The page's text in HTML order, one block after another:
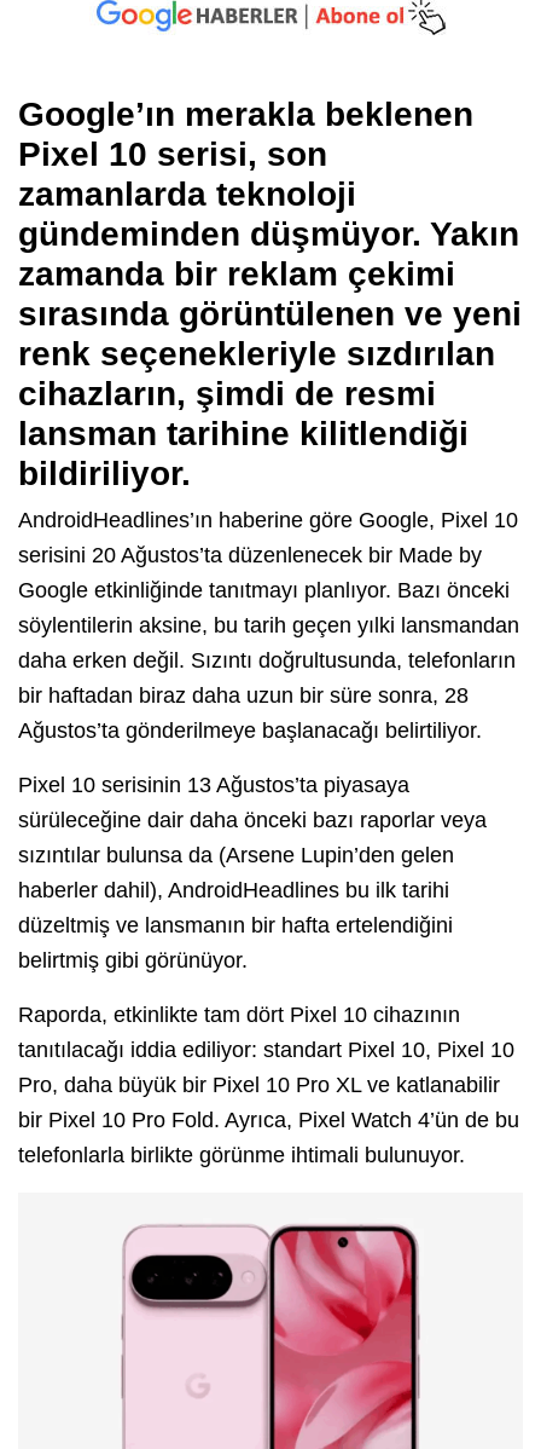
Google’ın merakla beklenen
Pixel 10 serisi, son
zamanlarda teknoloji
gündeminden düşmüyor. Yakın
zamanda bir reklam çekimi
sırasında görüntülenen ve yeni
renk seçenekleriyle sızdırılan
cihazların, şimdi de resmi
lansman tarihine kilitlendiği
bildiriliyor.
AndroidHeadlines’ın haberine göre Google, Pixel 10
serisini 20 Ağustos’ta düzenlenecek bir Made by
Google etkinliğinde tanıtmayı planlıyor. Bazı önceki
söylentilerin aksine, bu tarih geçen yılki lansmandan
daha erken değil. Sızıntı doğrultusunda, telefonların
bir haftadan biraz daha uzun bir süre sonra, 28
Ağustos’ta gönderilmeye başlanacağı belirtiliyor.
Pixel 10 serisinin 13 Ağustos’ta piyasaya
sürüleceğine dair daha önceki bazı raporlar veya
sızıntılar bulunsa da (Arsene Lupin’den gelen
haberler dahil), AndroidHeadlines bu ilk tarihi
düzeltmiş ve lansmanın bir hafta ertelendiğini
belirtmiş gibi görünüyor.
Raporda, etkinlikte tam dört Pixel 10 cihazının
tanıtılacağı iddia ediliyor: standart Pixel 10, Pixel 10
Pro, daha büyük bir Pixel 10 Pro XL ve katlanabilir
bir Pixel 10 Pro Fold. Ayrıca, Pixel Watch 4’ün de bu
telefonlarla birlikte görünme ihtimali bulunuyor.